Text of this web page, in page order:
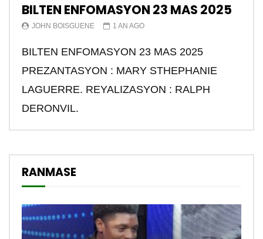
BILTEN ENFOMASYON 23 MAS 2025
JOHN BOISGUENE 1 AN AGO
BILTEN ENFOMASYON 23 MAS 2025
PREZANTASYON : MARY STHEPHANIE
LAGUERRE. REYALIZASYON : RALPH
DERONVIL.
RANMASE